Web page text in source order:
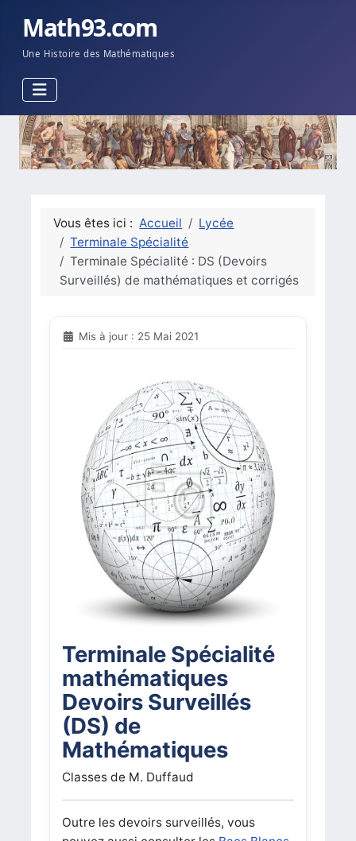
Math93.com
Une Histoire des Mathématiques
Vous êtes ici : Accueil
Lycée
Terminale Spécialité
Terminale Spécialité : DS (Devoirs
Surveillés) de mathématiques et corrigés
Mis à jour : 25 Mai 2021
Terminale Spécialité
mathématiques
Devoirs Surveillés
(DS) de
Mathématiques
Classes de M. Duffaud
Outre les devoirs surveillés, vous